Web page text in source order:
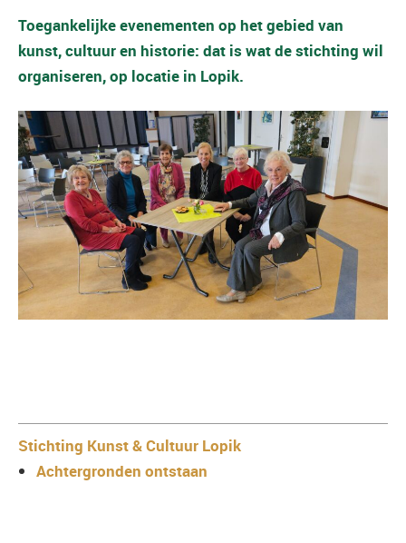
Toegankelijke evenementen op het gebied van
kunst, cultuur en historie: dat is wat de stichting wil
organiseren, op locatie in Lopik.
Stichting Kunst & Cultuur Lopik
Achtergronden ontstaan